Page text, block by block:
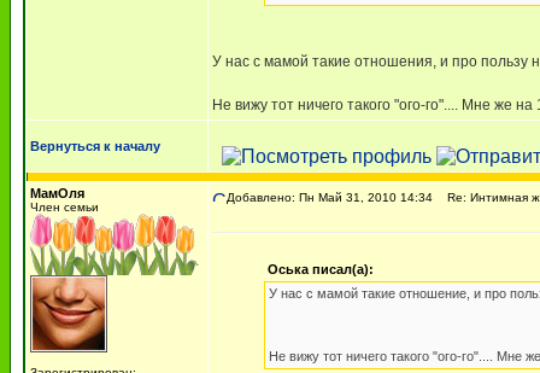
У нас с мамой такие отношения, и про пользу
Не вижу тот ничего такого "ого-го".... Мне же на
Вернуться к началу
МамОля
Член семьи
Добавлено: Пн Май 31, 2010 14:34 Re: Интимная
Оська писал(а):
У нас с мамой такие отношение, и про
Не вижу тот ничего такого "ого-го".... Мне